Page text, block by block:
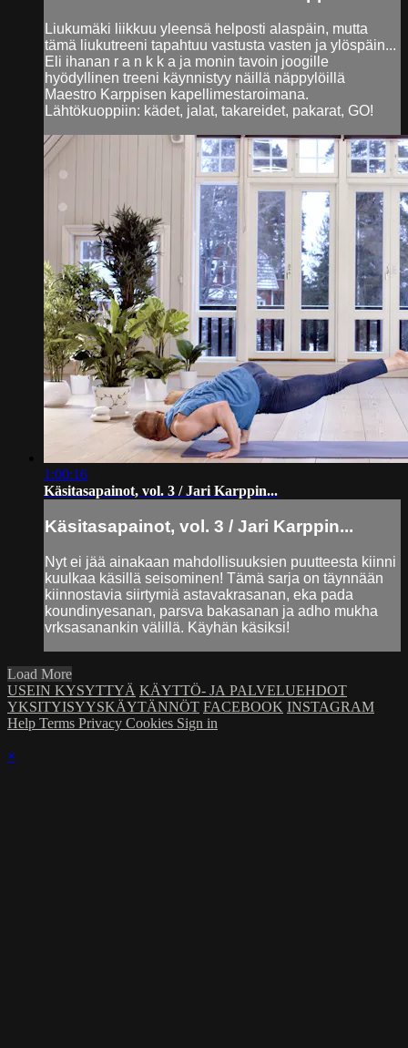
Liukumäki liikkuu yleensä helposti alaspäin, mutta
tämä liukutreeni tapahtuu vastusta vasten ja ylöspäin...
Eli ihanan r a n k k a ja monin tavoin joogille
hyödyllinen treeni käynnistyy näillä näppylöillä
Maestro Karppisen kapellimestaroimana.
Lähtökuoppiin: kädet, jalat, takareidet, pakarat, GO!
1:00:16
Käsitasapainot, vol. 3 / Jari Karppin...
Käsitasapainot, vol. 3 / Jari Karppin...
Nyt ei jää ainakaan mahdollisuuksien puutteesta kiinni
kuulkaa käsillä seisominen! Tämä sarja on täynnään
kiinnostavia siirtymiä astavakrasanan, eka pada
koundinyesanan, parsva bakasanan ja adho mukha
vrksasanankin välillä. Käyhän käsiksi!
Load More
USEIN KYSYTTYÄ KÄYTTÖ- JA PALVELUEHDOT
YKSITYISYYSKÄYTÄNNÖT FACEBOOK INSTAGRAM
Help Terms Privacy Cookies Sign in
×